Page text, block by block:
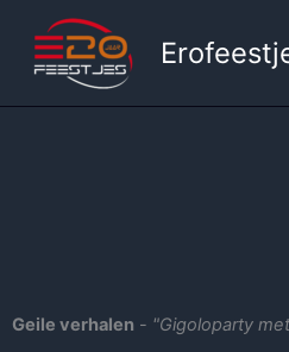
Geile verhalen - "Gigoloparty